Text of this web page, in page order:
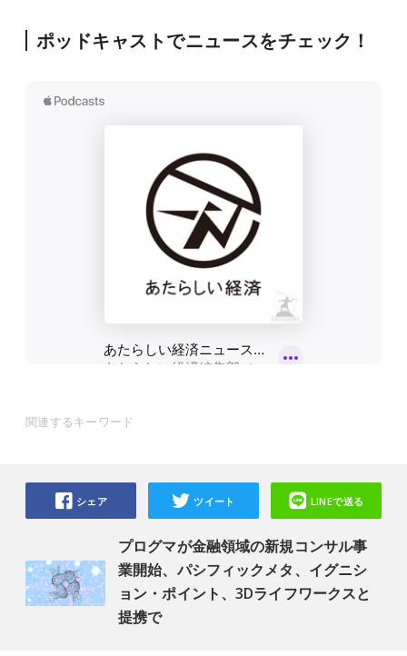
ポッドキャストでニュースをチェック！
関連するキーワード
プログマが金融領域の新規コンサル事
業開始、パシフィックメタ、イグニシ
ョン・ポイント、3Dライフワークスと
提携で
シェア ツイート LINEで送る